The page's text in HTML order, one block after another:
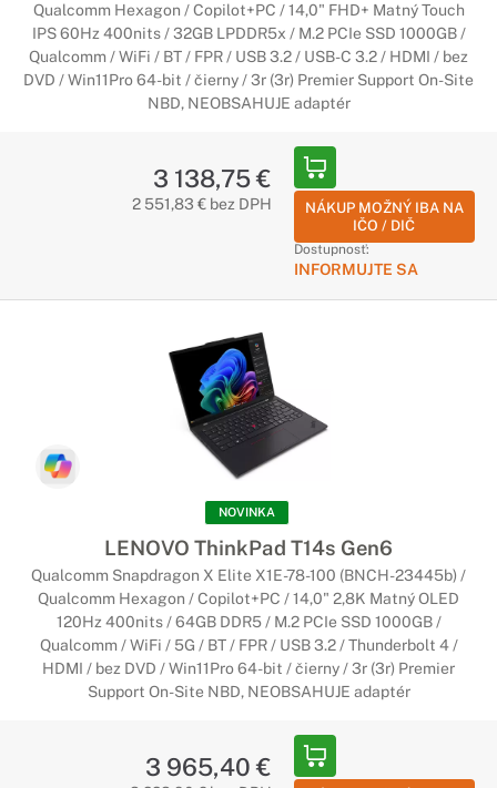
Qualcomm Hexagon / Copilot+PC / 14,0" FHD+ Matný Touch
IPS 60Hz 400nits / 32GB LPDDR5x / M.2 PCIe SSD 1000GB /
Qualcomm / WiFi / BT / FPR / USB 3.2 / USB-C 3.2 / HDMI / bez
DVD / Win11Pro 64-bit / čierny / 3r (3r) Premier Support On-Site
NBD, NEOBSAHUJE adaptér
3 138,75 €
2 551,83 € bez DPH
NÁKUP MOŽNÝ IBA NA
IČO / DIČ
Dostupnosť:
INFORMUJTE SA
NOVINKA
LENOVO ThinkPad T14s Gen6
Qualcomm Snapdragon X Elite X1E-78-100 (BNCH-23445b) /
Qualcomm Hexagon / Copilot+PC / 14,0" 2,8K Matný OLED
120Hz 400nits / 64GB DDR5 / M.2 PCIe SSD 1000GB /
Qualcomm / WiFi / 5G / BT / FPR / USB 3.2 / Thunderbolt 4 /
HDMI / bez DVD / Win11Pro 64-bit / čierny / 3r (3r) Premier
Support On-Site NBD, NEOBSAHUJE adaptér
3 965,40 €